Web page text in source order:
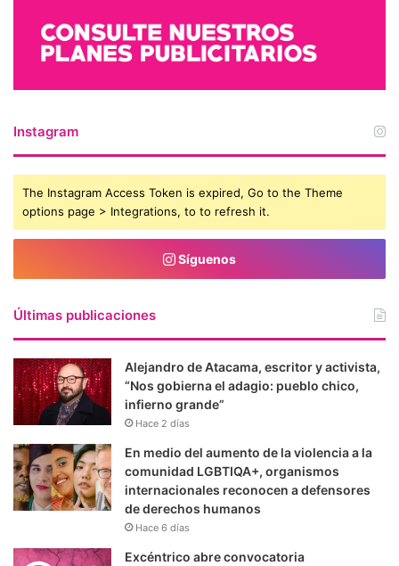
Instagram
The Instagram Access Token is expired, Go to the Theme
options page > Integrations, to to refresh it.
Síguenos
Últimas publicaciones
Alejandro de Atacama, escritor y activista,
“Nos gobierna el adagio: pueblo chico,
infierno grande”
Hace 2 días
En medio del aumento de la violencia a la
comunidad LGBTIQA+, organismos
internacionales reconocen a defensores
de derechos humanos
Hace 6 días
Excéntrico abre convocatoria